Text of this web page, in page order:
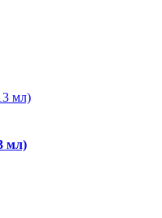
мл)